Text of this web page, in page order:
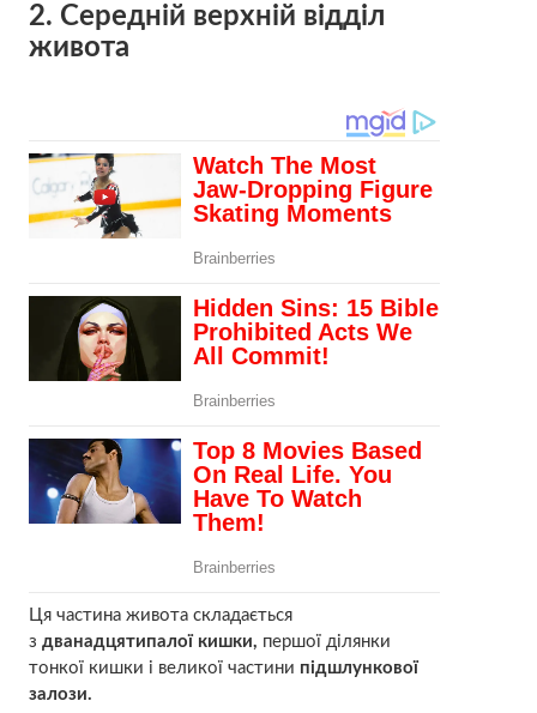
2. Середній верхній відділ
живота
Ця частина живота складається
з дванадцятипалої кишки, першої ділянки
тонкої кишки і великої частини підшлункової
залози.